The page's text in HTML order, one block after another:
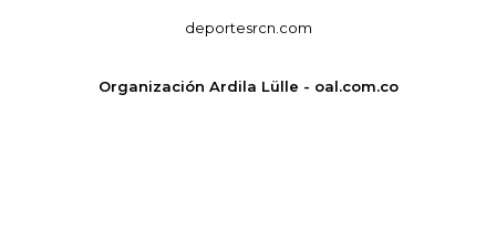
deportesrcn.com
Organización Ardila Lülle - oal.com.co